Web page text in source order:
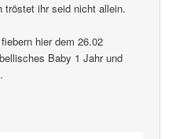
tröstet ihr seid nicht allein.
hier dem 26.02
Baby 1 Jahr und